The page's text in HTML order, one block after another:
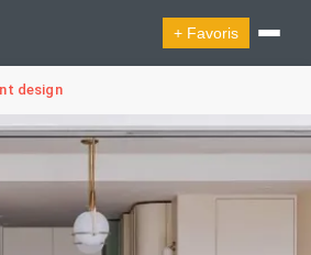
+ Favoris
Cabanes
Suédois En Quelques Photos
design